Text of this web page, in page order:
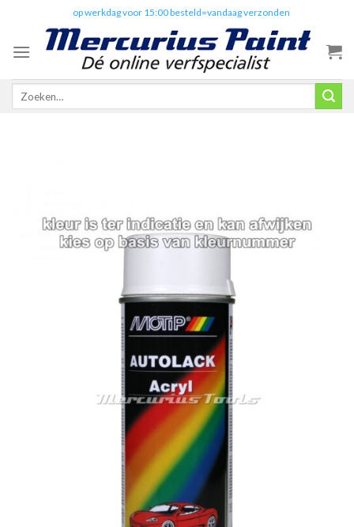
content
op werkdag voor 15:00 besteld=vandaag verzonden
Zoeken